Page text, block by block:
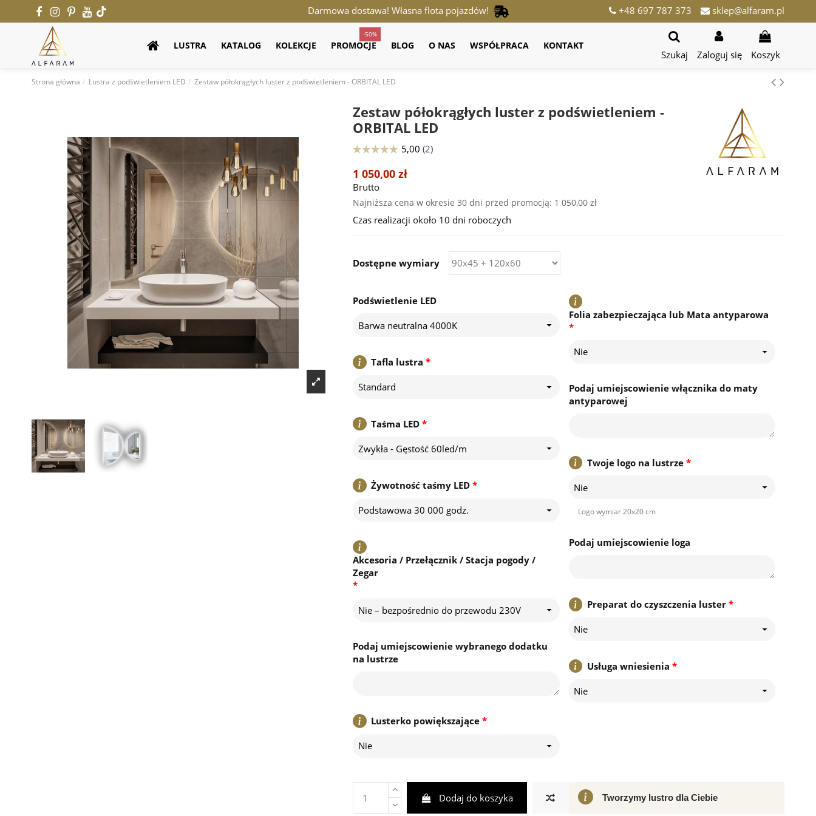
Darmowa dostawa! Własna flota pojazdów! +48 697 787 373 sklep@alfaram.pl
LUSTRA KATALOG KOLEKCJE PROMOCJE
-50%
BLOG O NAS WSPÓŁPRACA KONTAKT
Szukaj Zaloguj się Koszyk
Strona główna Lustra z podświetleniem LED Zestaw półokrągłych luster z podświetleniem - ORBITAL LED
Zestaw półokrągłych luster z podświetleniem -
ORBITAL LED
1 050,00 zł
Brutto
Najniższa cena w okresie 30 dni przed promocją: 1 050,00 zł
Czas realizacji około 10 dni roboczych
Podświetlenie LED
Barwa neutralna 4000K
*
Tafla lustra
Standard
*
Taśma LED
Zwykła - Gęstość 60led/m
*
Żywotność taśmy LED
Podstawowa 30 000 godz.
*
Akcesoria / Przełącznik / Stacja pogody /
Zegar
Nie – bezpośrednio do przewodu 230V
Podaj umiejscowienie wybranego dodatku
na lustrze
*
Lusterko powiększające
Nie
*
Folia zabezpieczająca lub Mata antyparowa
Nie
Podaj umiejscowienie włącznika do maty
antyparowej
*
Twoje logo na lustrze
Nie
Logo wymiar 20x20 cm
Podaj umiejscowienie loga
*
Preparat do czyszczenia luster
Nie
*
Usługa wniesienia
Nie
Dostępne wymiary
Dodaj do koszyka Tworzymy lustro dla Ciebie